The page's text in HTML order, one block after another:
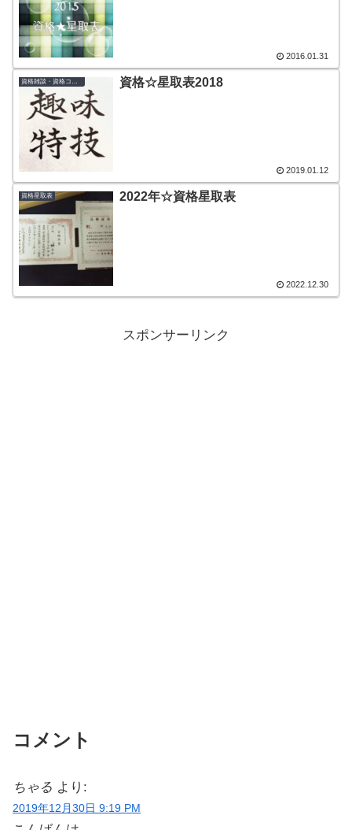
2016.01.31
資格雑談・資格コラム 資格☆星取表2018
2019.01.12
資格星取表 2022年☆資格星取表
2022.12.30
スポンサーリンク
コメント
ちゃる より:
2019年12月30日 9:19 PM